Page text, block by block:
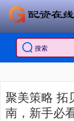
聚美策略 拓
南，新手必